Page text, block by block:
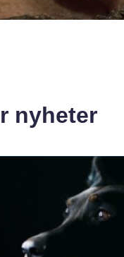
nyheter